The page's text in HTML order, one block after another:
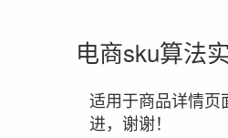
电商sku算法
适用于商品详情
进，谢谢！